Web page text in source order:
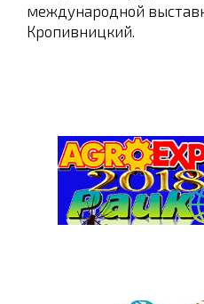
международной
Кропивницкий.